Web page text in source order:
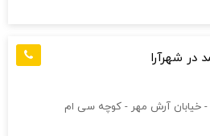
در شهرآرا
- خیابان آرش مهر - کوچه سی ام